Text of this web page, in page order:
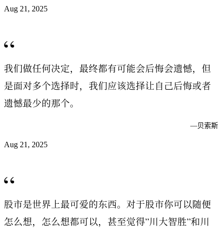
Aug 21, 2025
“
我们做任何决定，最终都有可能会后悔会遗憾，但
是面对多个选择时，我们应该选择让自己后悔或者
遗憾最少的那个。
—贝索斯
Aug 21, 2025
“
股市是世界上最可爱的东西。对于股市你可以随便
怎么想，怎么想都可以，甚至觉得”川大智胜”和川